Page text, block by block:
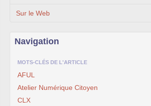
Sur le Web
Navigation
MOTS-CLÉS DE L'ARTICLE
AFUL
Atelier Numérique Citoyen
CLX